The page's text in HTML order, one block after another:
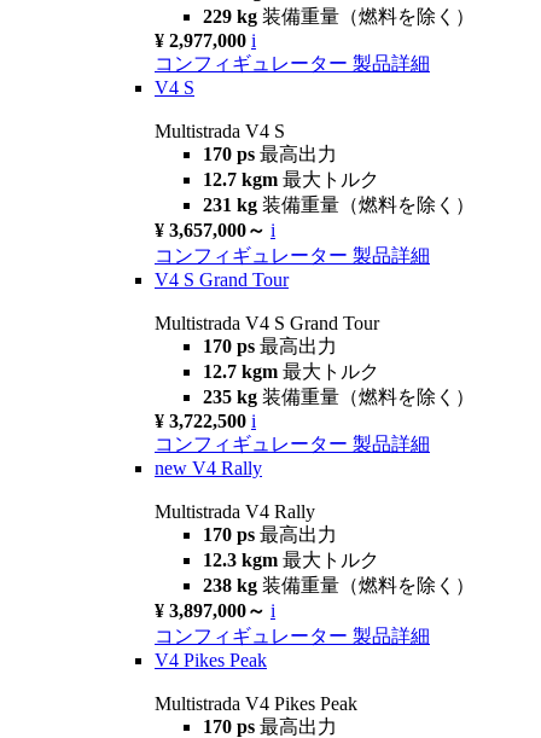
229 kg 装備重量（燃料を除く）
¥ 2,977,000 i
コンフィギュレーター 製品詳細
V4 S
Multistrada V4 S
170 ps 最高出力
12.7 kgm 最大トルク
231 kg 装備重量（燃料を除く）
¥ 3,657,000～ i
コンフィギュレーター 製品詳細
V4 S Grand Tour
Multistrada V4 S Grand Tour
170 ps 最高出力
12.7 kgm 最大トルク
235 kg 装備重量（燃料を除く）
¥ 3,722,500 i
コンフィギュレーター 製品詳細
new V4 Rally
Multistrada V4 Rally
170 ps 最高出力
12.3 kgm 最大トルク
238 kg 装備重量（燃料を除く）
¥ 3,897,000～ i
コンフィギュレーター 製品詳細
V4 Pikes Peak
Multistrada V4 Pikes Peak
170 ps 最高出力